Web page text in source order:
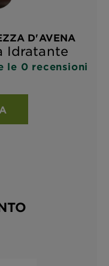
D'AVENA
Idratante
le 0 recensioni